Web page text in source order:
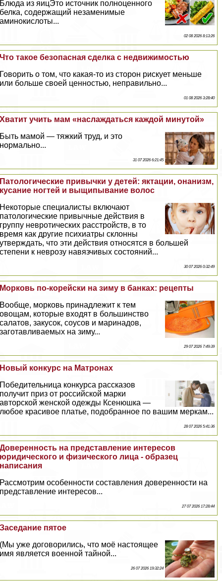
Блюда из яицЭто источник полноценного
белка, содержащий незаменимые
аминокислоты...
02 08 2026 8:13:26
Что такое безопасная сделка с недвижимостью
Говорить о том, что какая-то из сторон рискует меньше
или больше своей ценностью, неправильно...
01 08 2026 3:28:40
Хватит учить мам «наслаждаться каждой минутой»
Быть мамой — тяжкий труд, и это
нормально...
31 07 2026 6:21:45
Патологические привычки у детей: яктации, oнaнизм,
кусание ногтей и выщипывание волос
Некоторые специалисты включают
патологические привычные действия в
группу невротических расстройств, в то
время как другие психиатры склонны
утверждать, что эти действия относятся в большей
степени к неврозу навязчивых состояний...
30 07 2026 0:32:49
Морковь по-корейски на зиму в банках: рецепты
Вообще, морковь принадлежит к тем
овощам, которые входят в большинство
салатов, закусок, соусов и маринадов,
заготавливаемых на зиму...
29 07 2026 7:49:39
Новый конкурс на Матронах
Победительница конкурса рассказов
получит приз от российской марки
авторской женской одежды Ксенюшка —
любое красивое платье, подобранное по вашим меркам...
28 07 2026 5:41:36
Доверенность на представление интересов
юридического и физического лица - образец
написания
Рассмотрим особенности составления доверенности на
представление интересов...
27 07 2026 17:28:44
Заседание пятое
(Мы уже договорились, что моё настоящее
имя является военной тайной...
26 07 2026 19:32:24